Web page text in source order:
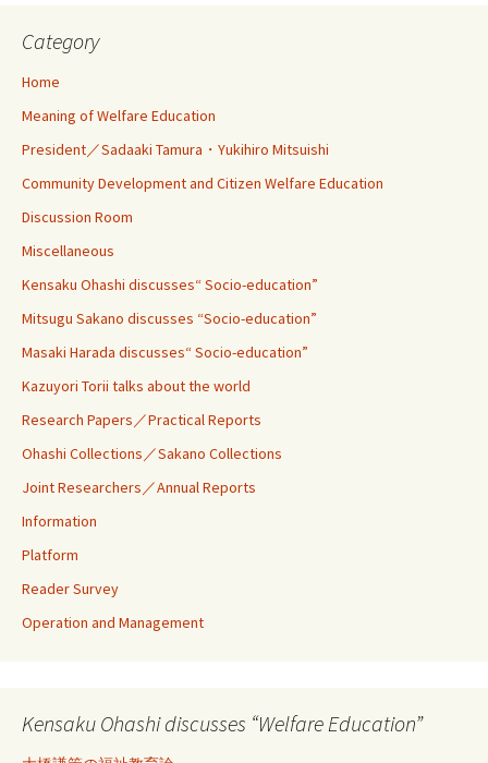
Category
Home
Meaning of Welfare Education
President／Sadaaki Tamura・Yukihiro Mitsuishi
Community Development and Citizen Welfare Education
Discussion Room
Miscellaneous
Kensaku Ohashi discusses“ Socio-education”
Mitsugu Sakano discusses “Socio-education”
Masaki Harada discusses“ Socio-education”
Kazuyori Torii talks about the world
Research Papers／Practical Reports
Ohashi Collections／Sakano Collections
Joint Researchers／Annual Reports
Information
Platform
Reader Survey
Operation and Management
Kensaku Ohashi discusses “Welfare Education”